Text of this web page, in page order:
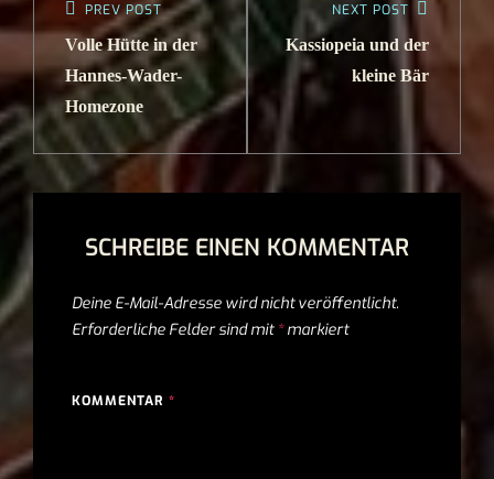
PREV POST
Volle Hütte in der
Hannes-Wader-
Homezone
NEXT POST
Kassiopeia und der
kleine Bär
SCHREIBE EINEN KOMMENTAR
Deine E-Mail-Adresse wird nicht veröffentlicht.
Erforderliche Felder sind mit *markiert
KOMMENTAR *